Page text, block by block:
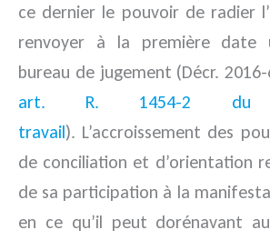
ce dernier le pouvoir de radier
renvoyer à la première date
bureau de jugement (Décr.
art. R. 1454-2 du
travail). L’accroissement des
de conciliation et d’orientation
de sa participation à la
en ce qu’il peut dorénavant